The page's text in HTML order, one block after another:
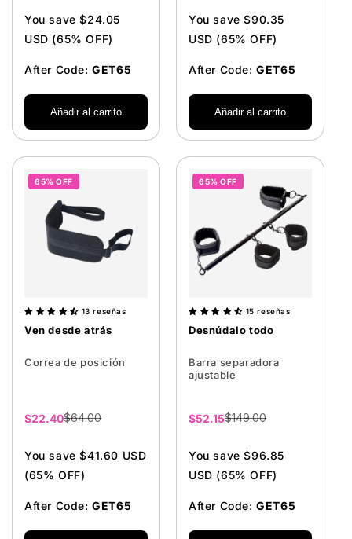
venta
You save $24.05
USD (65% OFF)
After Code:GET65
Añadir al carrito
venta
You save $90.35
USD (65% OFF)
After Code:GET65
Añadir al carrito
65% OFF
13 reseñas
Ven desde atrás
Correa de posición
Precio
venta
$22.40$64.00
You save $41.60 USD
(65% OFF)
After Code:GET65
65% OFF
15 reseñas
Desnúdalo todo
Barra separadora
ajustable
Precio
venta
$52.15$149.00
You save $96.85
USD (65% OFF)
After Code:GET65